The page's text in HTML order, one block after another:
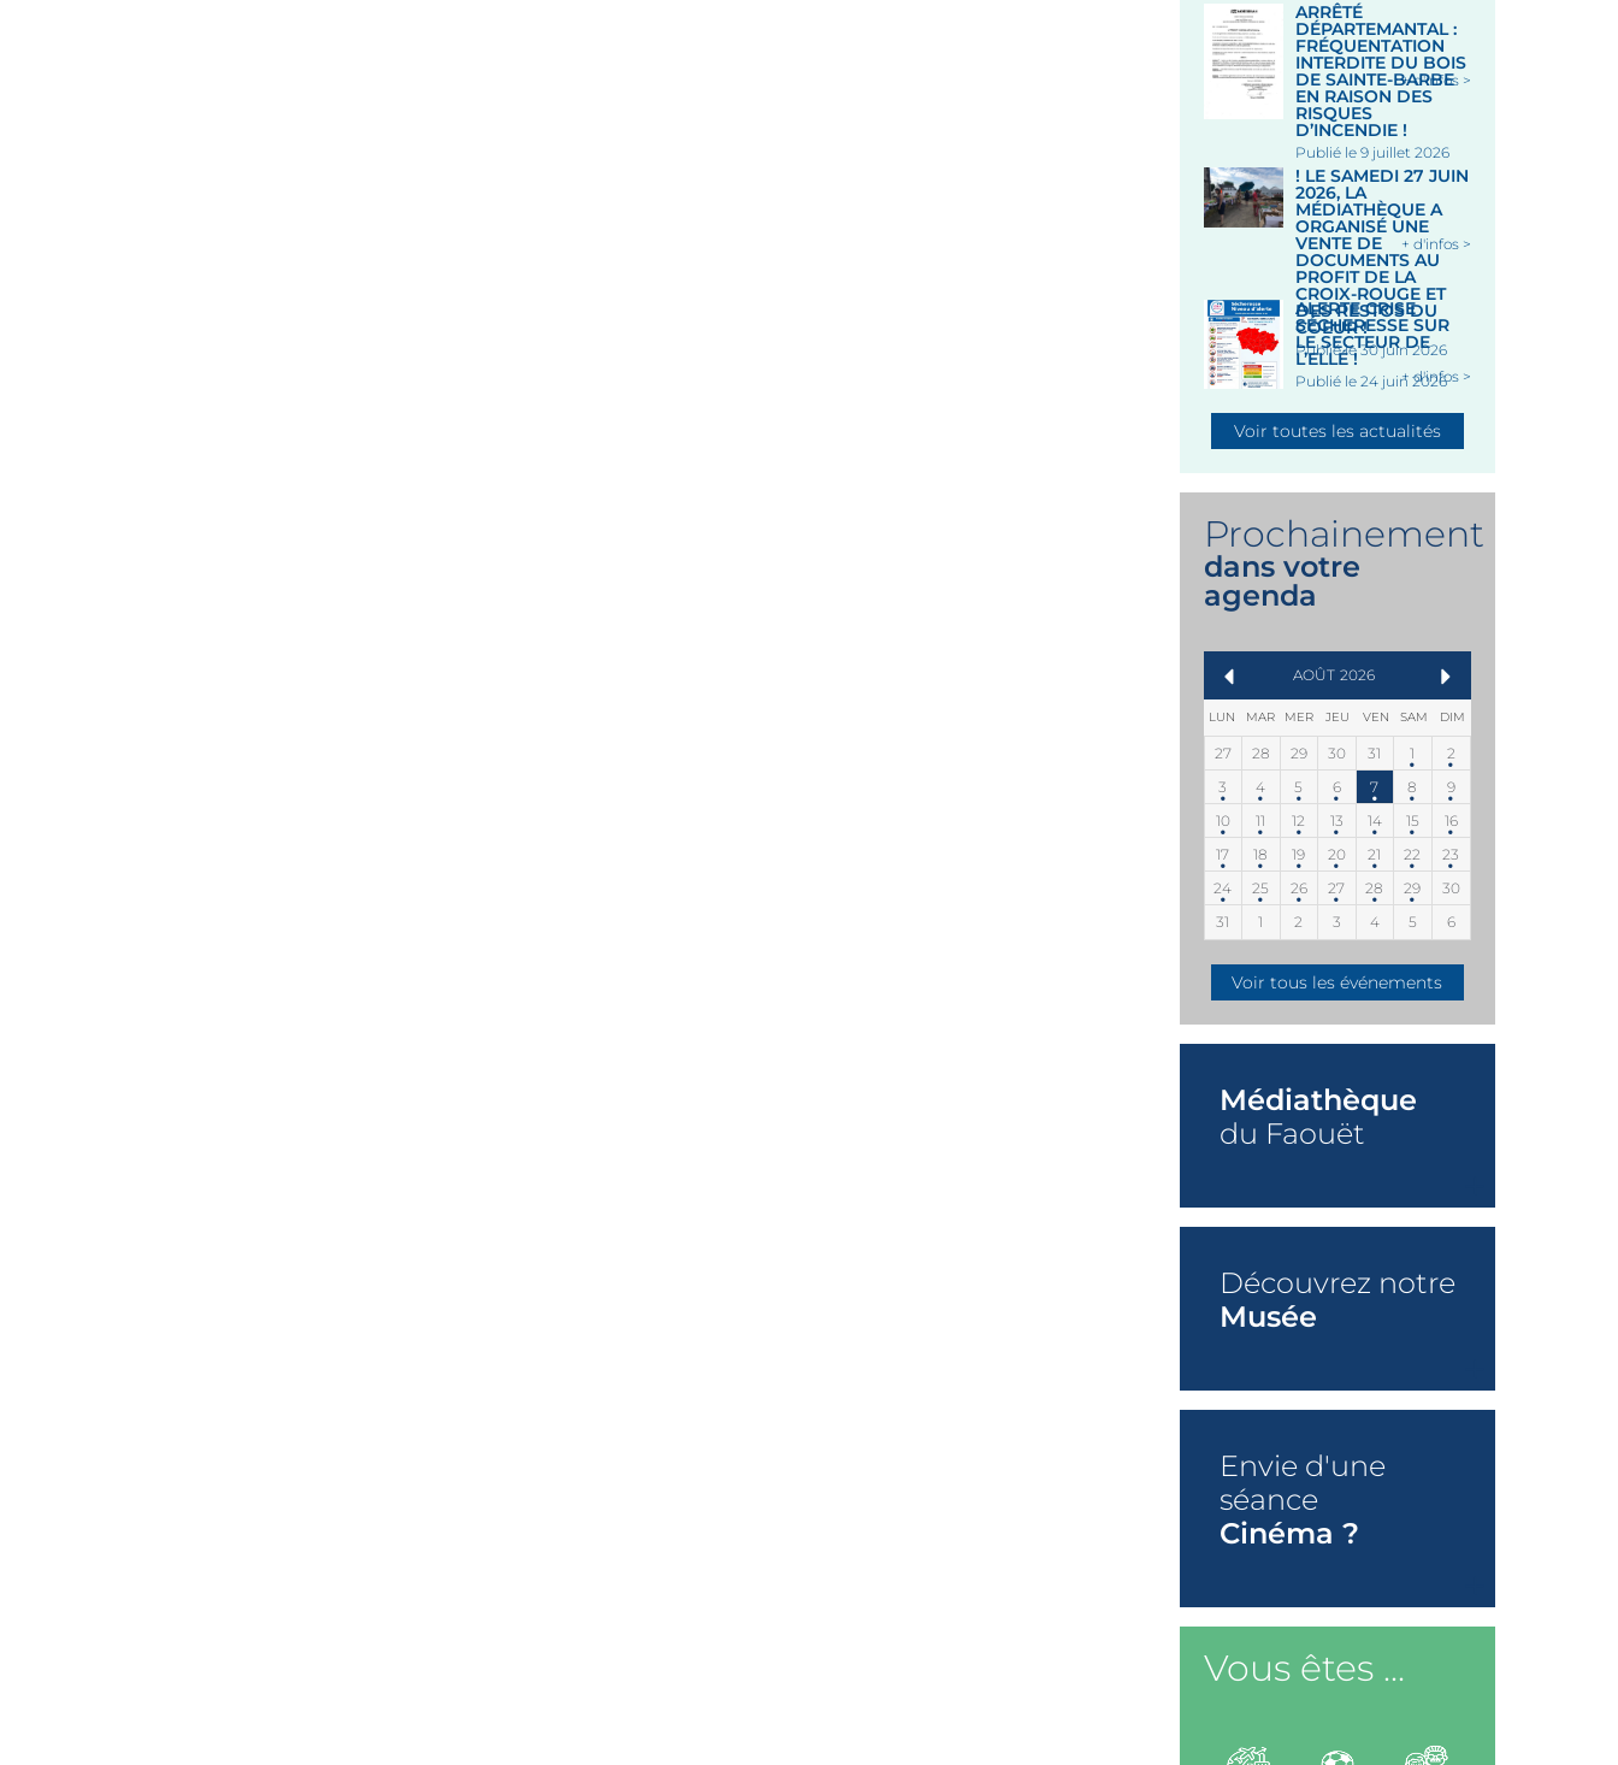
ARRÊTÉ
DÉPARTEMANTAL :
FRÉQUENTATION
INTERDITE DU BOIS
DE SAINTE-BARBE
EN RAISON DES
RISQUES
D’INCENDIE !
Publié le 9 juillet 2026
+ d'infos >
! LE SAMEDI 27 JUIN
2026, LA
MÉDIATHÈQUE A
ORGANISÉ UNE
VENTE DE
DOCUMENTS AU
PROFIT DE LA
CROIX-ROUGE ET
DES RESTOS DU
COEUR !
Publié le 30 juin 2026
+ d'infos >
ALERTE CRISE
SÉCHERESSE SUR
LE SECTEUR DE
L’ELLÉ !
Publié le 24 juin 2026
+ d'infos >
Voir toutes les actualités
Prochainement
dans votre
agenda
AOÛT 2026
LUN MAR MER JEU VEN SAM DIM
27 28 29 30 31 1
2
3
4 5 6 7 8
9
10
11 12 13 14 15
16
17
18 19 20 21 22
23
24
25 26 27 28 29
30
31
1 2 3 4 5 6
Voir tous les événements
Médiathèque
du Faouët
Découvrez notre
Musée
Envie d'une
séance
Cinéma ?
Vous êtes ...